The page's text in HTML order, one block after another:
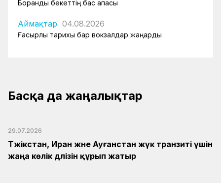
Боранды бекеттің бас қақпасы
Аймақтар 04.08.2026
Ғасырлық тарихы бар вокзалдар жаңарды
Басқа да жаңалықтар
29.07.2026
Тәжікстан, Иран және Ауғанстан жүк транзиті үшін
жаңа көлік дәлізін құрып жатыр